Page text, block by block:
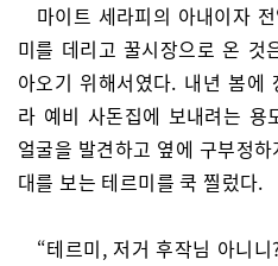
마이트 세라피의 아내이자
미를 데리고 꿀시장으로 온 것
아오기 위해서였다. 내년 봄에
라 예비 사돈집에 보내려는 용
얼굴을 발견하고 옆에 구부정
대를 보는 테르미를 쿡 찔렀다.
“테르미, 저거 후작님 아니